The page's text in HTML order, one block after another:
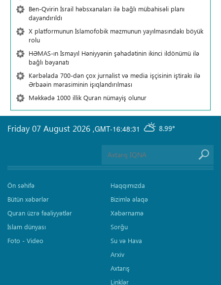
Ben-Qvirin İsrail həbsxanaları ilə bağlı mübahisəli planı
dayandırıldı
X platformunun İslamofobik məzmunun yayılmasındakı böyük
rolu
HƏMAS-ın İsmayıl Həniyyənin şəhadətinin ikinci ildönümü ilə
bağlı bəyanatı
Kərbəlada 700-dən çox jurnalist və media işçisinin iştirakı ilə
Ərbaəin mərasiminin işıqlandırılması
Məkkədə 1000 illik Quran nümayiş olunur
GMT-16:48:31 8.99°
Friday 07 August 2026 ,
Ön səhifə
Bütün xəbərlər
Quran üzrə fəaliyyətlər
İslam dünyası
Foto - Video
Haqqımızda
Bizimlə əlaqə
Xəbərnamə
Sorğu
Su və Hava
Arxiv
Axtarış
Linklər